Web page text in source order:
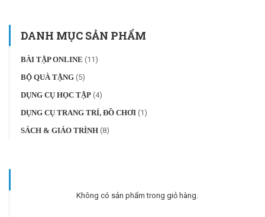
DANH MỤC SẢN PHẨM
BÀI TẬP ONLINE (11)
BỘ QUÀ TẶNG (5)
DỤNG CỤ HỌC TẬP (4)
DỤNG CỤ TRANG TRÍ, ĐỒ CHƠI (1)
SÁCH & GIÁO TRÌNH (8)
Không có sản phẩm trong giỏ hàng.